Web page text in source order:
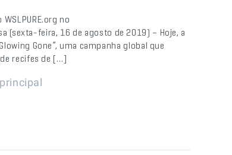
no
(sexta-feira, 16 de agosto de 2019) – Hoje, a
Gone”, uma campanha global que
recifes de […]
principal